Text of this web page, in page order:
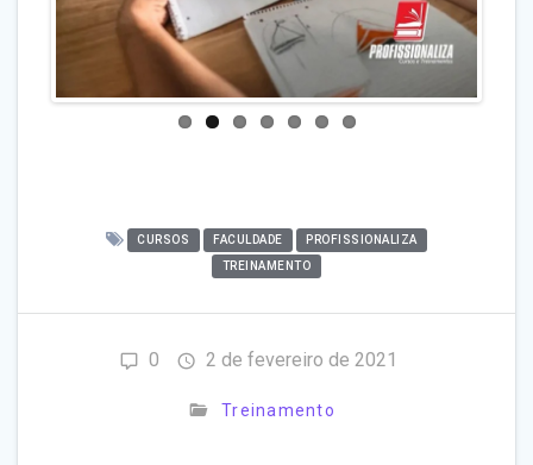
CURSOS FACULDADE
PROFISSIONALIZA
TREINAMENTO
0 2 de fevereiro de 2021
Treinamento